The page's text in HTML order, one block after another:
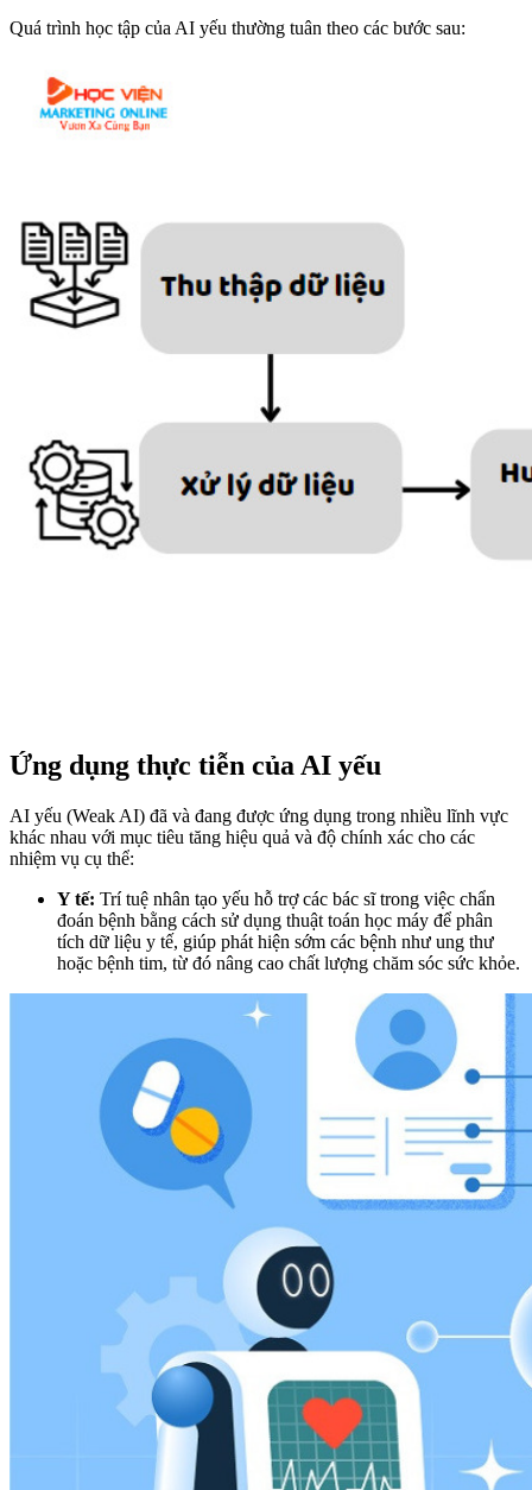
Quá trình học tập của AI yếu thường tuân theo các bước sau:
Ứng dụng thực tiễn của AI yếu
AI yếu (Weak AI) đã và đang được ứng dụng trong nhiều lĩnh vực
khác nhau với mục tiêu tăng hiệu quả và độ chính xác cho các
nhiệm vụ cụ thể:
Y tế: Trí tuệ nhân tạo yếu hỗ trợ các bác sĩ trong việc chẩn
đoán bệnh bằng cách sử dụng thuật toán học máy để phân
tích dữ liệu y tế, giúp phát hiện sớm các bệnh như ung thư
hoặc bệnh tim, từ đó nâng cao chất lượng chăm sóc sức khỏe.